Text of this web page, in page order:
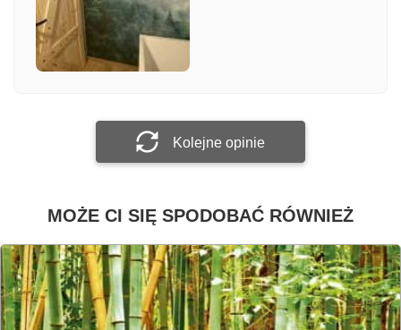
Załącz zdjęcie
Kolejne opinie
MOŻE CI SIĘ SPODOBAĆ RÓWNIEŻ